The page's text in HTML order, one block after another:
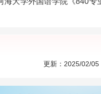
更新：2025/02/05